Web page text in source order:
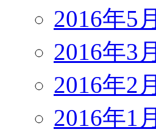
2016年5月
2016年3月
2016年2月
2016年1月